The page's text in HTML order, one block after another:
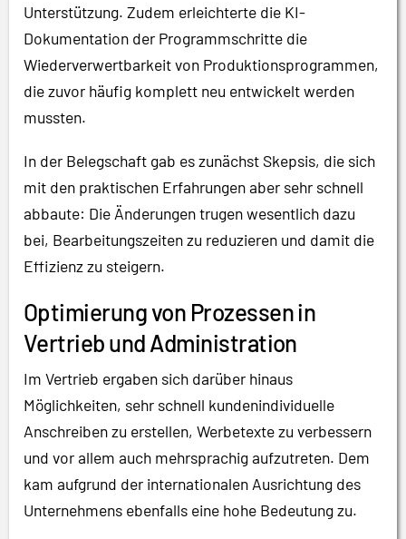
Unterstützung. Zudem erleichterte die KI-
Dokumentation der Programmschritte die
Wiederverwertbarkeit von Produktionsprogrammen,
die zuvor häufig komplett neu entwickelt werden
mussten.
In der Belegschaft gab es zunächst Skepsis, die sich
mit den praktischen Erfahrungen aber sehr schnell
abbaute: Die Änderungen trugen wesentlich dazu
bei, Bearbeitungszeiten zu reduzieren und damit die
Effizienz zu steigern.
Optimierung von Prozessen in
Vertrieb und Administration
Im Vertrieb ergaben sich darüber hinaus
Möglichkeiten, sehr schnell kundenindividuelle
Anschreiben zu erstellen, Werbetexte zu verbessern
und vor allem auch mehrsprachig aufzutreten. Dem
kam aufgrund der internationalen Ausrichtung des
Unternehmens ebenfalls eine hohe Bedeutung zu.